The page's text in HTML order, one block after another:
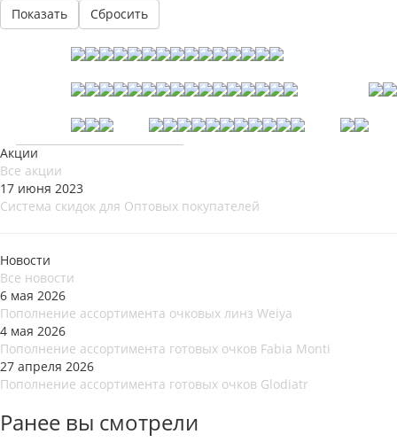
Сбросить
Акции
Все акции
17 июня 2023
Система скидок для Оптовых покупателей
Новости
Все новости
6 мая 2026
Пополнение ассортимента очковых линз Weiya
4 мая 2026
Пополнение ассортимента готовых очков Fabia Monti
27 апреля 2026
Пополнение ассортимента готовых очков Glodiatr
Ранее вы смотрели